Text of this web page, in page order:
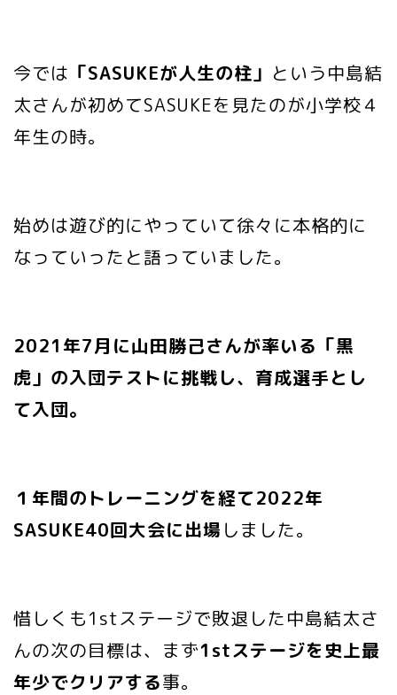
今では 「SASUKEが人生の柱」 という中島結
太さんが初めてSASUKEを見たのが小学校４
年生の時。
始めは遊び的にやっていて徐々に本格的に
なっていったと語っていました。
2021年7月に山田勝己さんが率いる「黒
虎」の入団テストに挑戦し、育成選手とし
て入団。
１年間のトレーニングを経て2022年
SASUKE40回大会に出場 しました。
惜しくも1stステージで敗退した中島結太さ
んの次の目標は、まず1stステージを史上最
年少でクリアする事。